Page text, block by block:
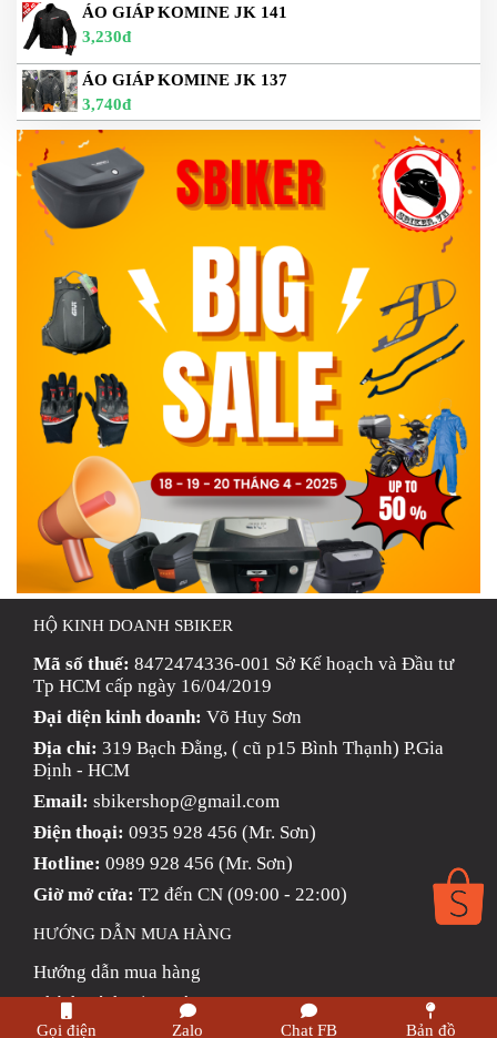
HƯỚNG
DẪN
MUA
HÀNG
ÁO GIÁP KOMINE JK 141
3,230đ
ÁO GIÁP KOMINE JK 137
3,740đ
HỘ KINH DOANH SBIKER
Mã số thuế: 8472474336-001 Sở Kế hoạch và Đầu tư
Tp HCM cấp ngày 16/04/2019
Đại diện kinh doanh: Võ Huy Sơn
Địa chỉ: 319 Bạch Đằng, ( cũ p15 Bình Thạnh) P.Gia
Định - HCM
Email: sbikershop@gmail.com
Điện thoại: 0935 928 456 (Mr. Sơn)
Hotline: 0989 928 456 (Mr. Sơn)
Giờ mở cửa: T2 đến CN (09:00 - 22:00)
HƯỚNG DẪN MUA HÀNG
Hướng dẫn mua hàng
Chính Sách Giao Hàng
Gọi điện Zalo Chat FB Bản đồ